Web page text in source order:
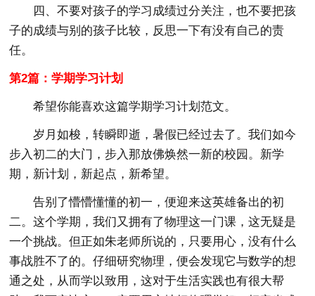
四、不要对孩子的学习成绩过分关注，也不要把孩
子的成绩与别的孩子比较，反思一下有没有自己的责
任。
第2篇：学期学习计划
希望你能喜欢这篇学期学习计划范文。
岁月如梭，转瞬即逝，暑假已经过去了。我们如今
步入初二的大门，步入那放佛焕然一新的校园。新学
期，新计划，新起点，新希望。
告别了懵懵懂懂的初一，便迎来这英雄备出的初
二。这个学期，我们又拥有了物理这一门课，这无疑是
一个挑战。但正如朱老师所说的，只要用心，没有什么
事战胜不了的。仔细研究物理，便会发现它与数学的想
通之处，从而学以致用，这对于生活实践也有很大帮